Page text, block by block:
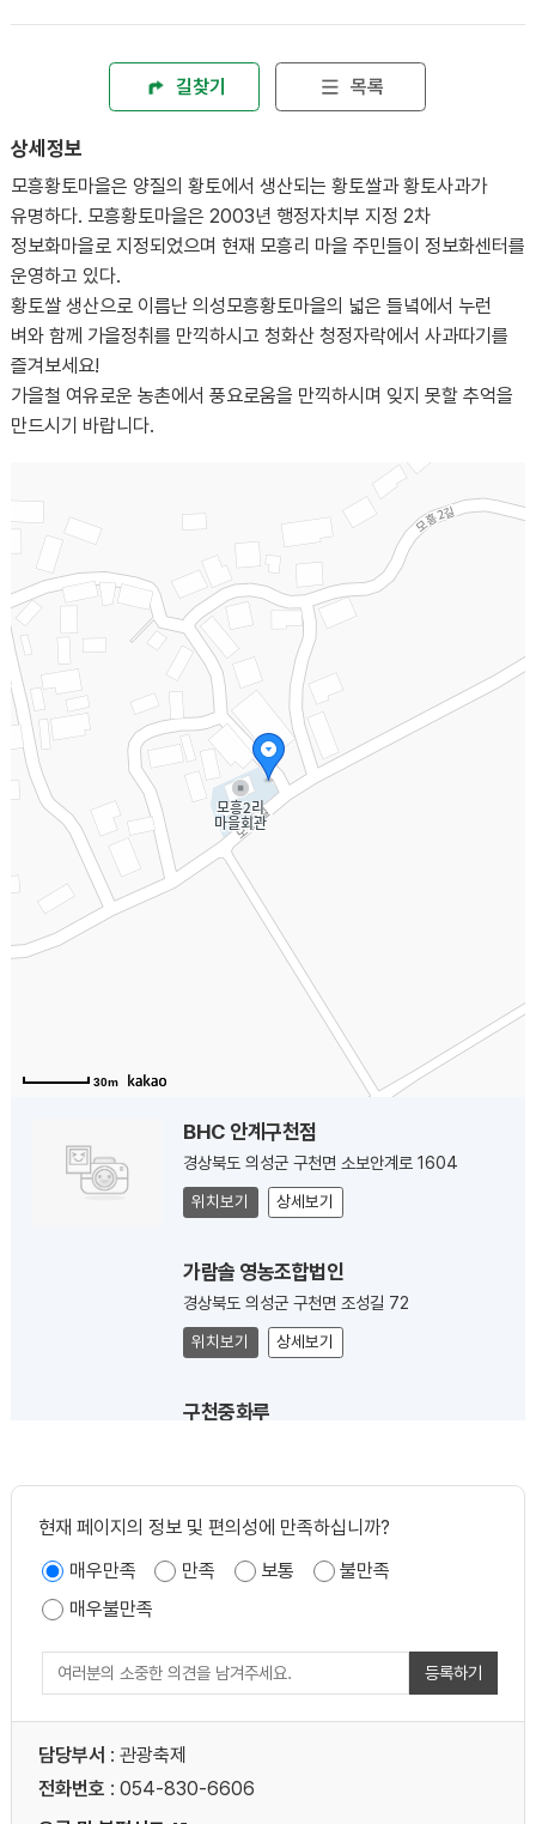
길찾기 목록
상세정보
모흥황토마을은 양질의 황토에서 생산되는 황토쌀과 황토사과가
유명하다. 모흥황토마을은 2003년 행정자치부 지정 2차
정보화마을로 지정되었으며 현재 모흥리 마을 주민들이 정보화센터를
운영하고 있다.
황토쌀 생산으로 이름난 의성모흥황토마을의 넓은 들녘에서 누런
벼와 함께 가을정취를 만끽하시고 청화산 청정자락에서 사과따기를
즐겨보세요!
가을철 여유로운 농촌에서 풍요로움을 만끽하시며 잊지 못할 추억을
만드시기 바랍니다.
30m
BHC 안계구천점
경상북도 의성군 구천면 소보안계로 1604
위치보기 상세보기
가람솔 영농조합법인
경상북도 의성군 구천면 조성길 72
위치보기 상세보기
구천중화루
위치보기 상세보기
경상북도 의성군 구천면 내산리 산25
위천추어탕식당
경상북도 의성군 안계면 소보안계로 1907
현재 페이지의 정보 및 편의성에 만족하십니까?
매우만족
만족 보통
불만족
매우불만족
등록하기
담당부서 : 관광축제
전화번호 : 054-830-6606